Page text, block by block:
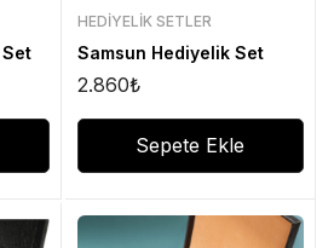
HEDIYELIK SETLER
Samsun Hediyelik Set
2.860₺
Sepete Ekle